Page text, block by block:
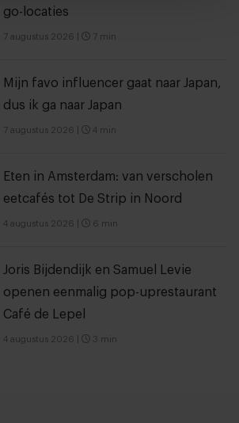
go-locaties
7 augustus 2026 7 min
Mijn favo influencer gaat naar Japan,
dus ik ga naar Japan
7 augustus 2026 4 min
Eten in Amsterdam: van verscholen
eetcafés tot De Strip in Noord
4 augustus 2026 6 min
Joris Bijdendijk en Samuel Levie
openen eenmalig pop-uprestaurant
Café de Lepel
4 augustus 2026 3 min